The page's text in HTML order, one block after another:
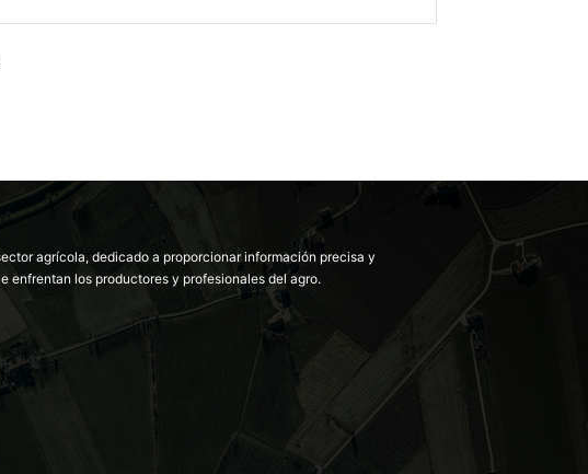
agrícola, dedicado a proporcionar información precisa y
enfrentan los productores y profesionales del agro.